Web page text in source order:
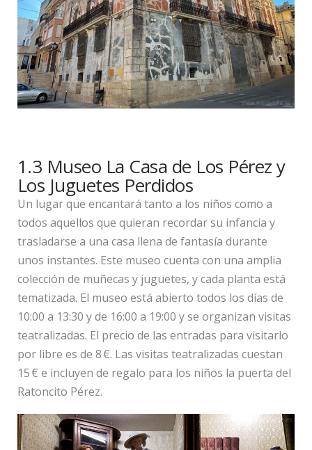
1.3 Museo La Casa de Los Pérez y
Los Juguetes Perdidos
Un lugar que encantará tanto a los niños como a
todos aquellos que quieran recordar su infancia y
trasladarse a una casa llena de fantasía durante
unos instantes. Este museo cuenta con una amplia
colección de muñecas y juguetes, y cada planta está
tematizada. El museo está abierto todos los días de
10:00 a 13:30 y de 16:00 a 19:00 y se organizan visitas
teatralizadas. El precio de las entradas para visitarlo
por libre es de 8 €. Las visitas teatralizadas cuestan
15 € e incluyen de regalo para los niños la puerta del
Ratoncito Pérez.